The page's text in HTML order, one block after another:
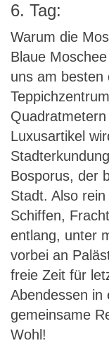
6. Tag:
Warum die
Blaue
uns am besten
Luxusartikel
Bosporus, der
Stadt. Also
Schiffen,
entlang, unter
vorbei an
freie Zeit für
Abendessen in
gemeinsame
Wohl!